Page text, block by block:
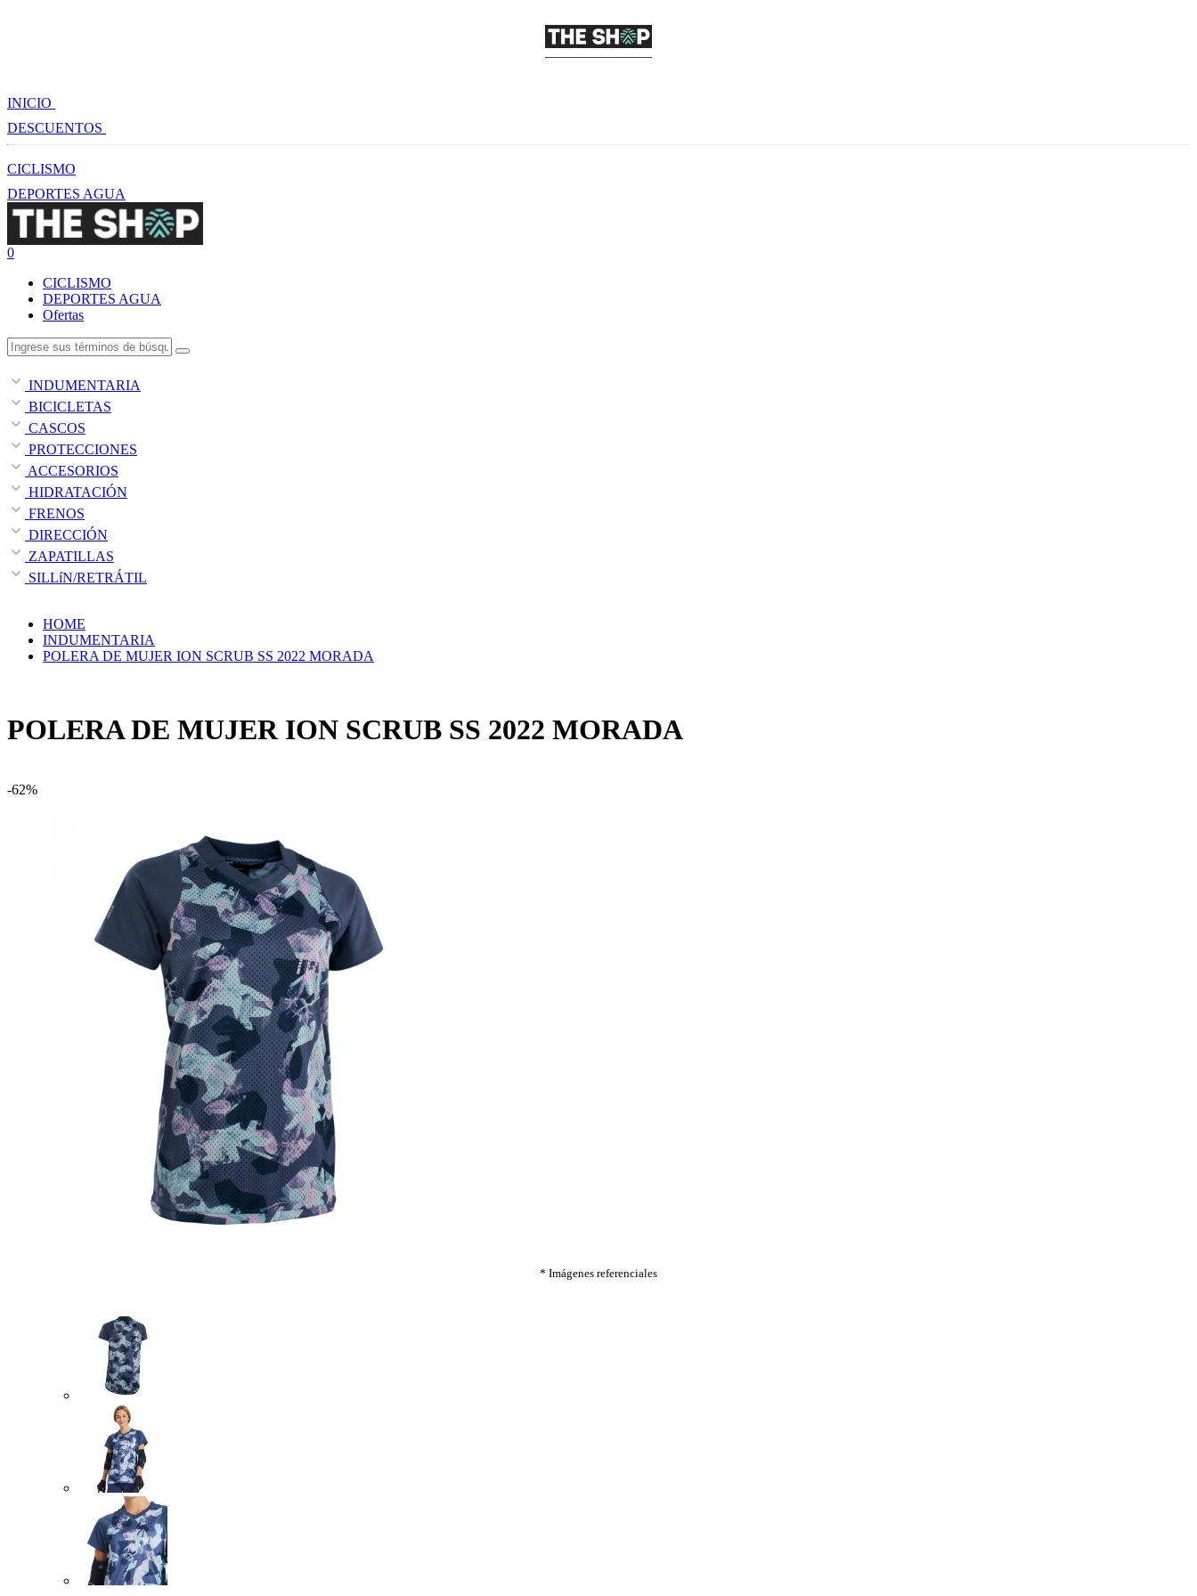
INICIO
DESCUENTOS
CICLISMO
DEPORTES AGUA
0
CICLISMO
DEPORTES AGUA
Ofertas
INDUMENTARIA
BICICLETAS
CASCOS
PROTECCIONES
ACCESORIOS
HIDRATACIÓN
FRENOS
DIRECCIÓN
ZAPATILLAS
SILLíN/RETRÁTIL
HOME
INDUMENTARIA
POLERA DE MUJER ION SCRUB SS 2022 MORADA
POLERA DE MUJER ION SCRUB SS 2022 MORADA
-62%
* Imágenes referenciales